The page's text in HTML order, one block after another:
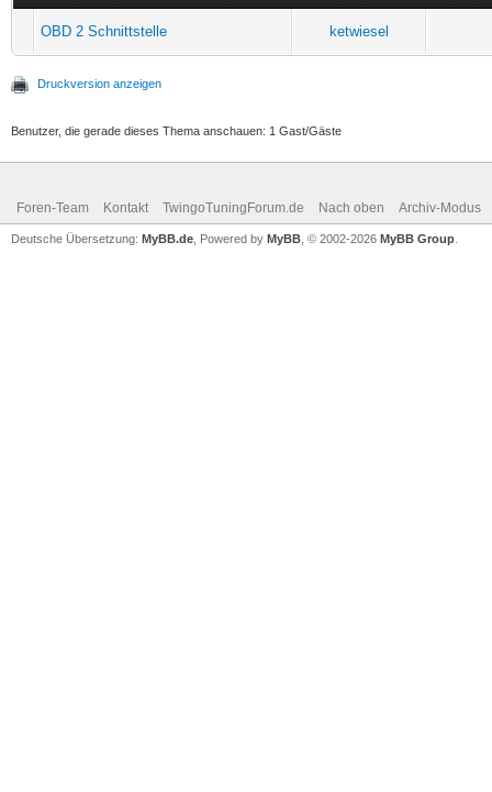
OBD 2 Schnittstelle ketwiesel
Druckversion anzeigen
Benutzer, die gerade dieses Thema anschauen: 1 Gast/Gäste
Foren-Team Kontakt TwingoTuningForum.de Nach oben Archiv-Modus
Deutsche Übersetzung: MyBB.de , Powered by MyBB , © 2002-2026 MyBB Group